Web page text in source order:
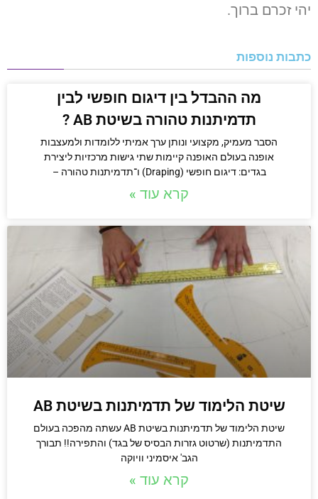
יהי זכרם ברוך.
כתבות נוספות
מה ההבדל בין דיגום חופשי לבין
תדמיתנות טהורה בשיטת AB ?
הסבר מעמיק, מקצועי ונותן ערך אמיתי ללומדות ולמעצבות
אופנה בעולם האופנה קיימות שתי גישות מרכזיות ליצירת
בגדים: דיגום חופשי (Draping) ו־תדמיתנות טהורה –
קרא עוד »
שיטת הלימוד של תדמיתנות בשיטת AB
שיטת הלימוד של תדמיתנות בשיטת AB עשתה מהפכה בעולם
התדמיתנות (שרטוט גזרות הבסיס של בגד) והתפירה!! תבורך
הגב' איסמיני וויוקה
קרא עוד »